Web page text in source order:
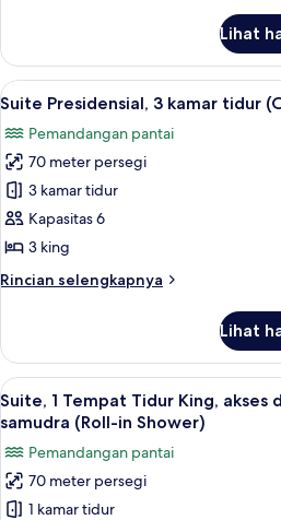
Suite,
Beberapa
Tempat
Lihat
Lihat
semua
foto
untuk
Suite
Presidensial,
3
tidur
11
Suite Presidensial, 3 kamar tidur
Pemandangan pantai
70 meter persegi
3 kamar tidur
Kapasitas 6
3 king
Rincian selengkapnya
Rincian
Suite
Presidensial,
3
kamar
(Ocean
Front)
Lihat
Lihat
semua
untuk
Suite,
TV
7
Suite, 1 Tempat Tidur King, akses
samudra (Roll-in Shower)
Pemandangan pantai
70 meter persegi
1 kamar tidur